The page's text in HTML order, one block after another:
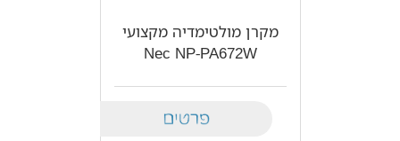
מקרן מולטימדיה מקצועי
Nec NP-PA672W